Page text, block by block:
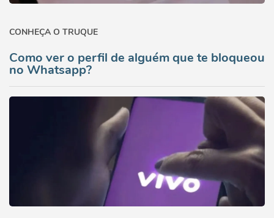
CONHEÇA O TRUQUE
Como ver o perfil de alguém que te bloqueou
no Whatsapp?